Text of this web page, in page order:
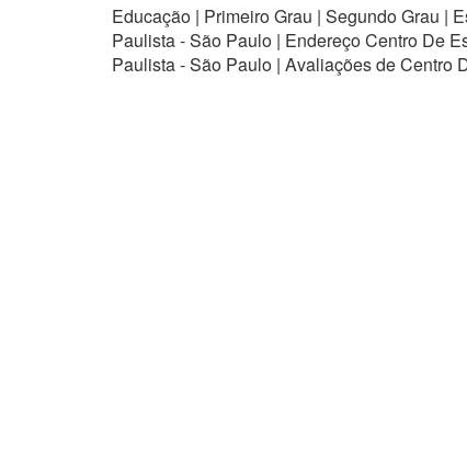
Educação | Primeiro Grau | Segundo Grau |
Paulista - São Paulo | Endereço Centro De
Paulista - São Paulo | Avaliações de Centro